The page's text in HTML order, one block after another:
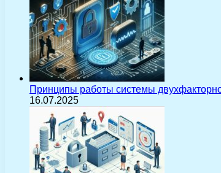
Принципы работы системы
16.07.2025